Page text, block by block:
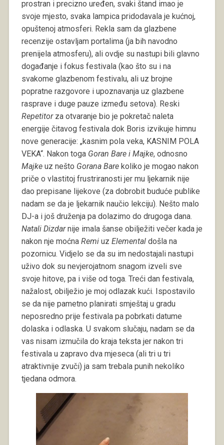
prostran i precizno uređen, svaki štand imao je
svoje mjesto, svaka lampica pridodavala je kućnoj,
opuštenoj atmosferi. Rekla sam da glazbene
recenzije ostavljam portalima (ja bih navodno
prenijela atmosferu), ali ovdje su nastupi bili glavno
događanje i fokus festivala (kao što su i na
svakome glazbenom festivalu, ali uz brojne
popratne razgovore i upoznavanja uz glazbene
rasprave i duge pauze između setova). Reski
Repetitorza otvaranje bio je pokretač naleta
energije čitavog festivala dok Boris izvikuje himnu
nove generacije: „kasnim pola veka, KASNIM POLA
VEKA“. Nakon toga Goran Bare i Majke, odnosno
Majkeuz nešto Gorana Barekoliko je mogao nakon
priče o vlastitoj frustriranosti jer mu ljekarnik nije
dao prepisane lijekove (za dobrobit buduće publike
nadam se da je ljekarnik naučio lekciju). Nešto malo
DJ-a i još druženja pa dolazimo do drugoga dana.
Natali Dizdarnije imala šanse obilježiti večer kada je
nakon nje moćna Remiuz Elementaldošla na
pozornicu. Vidjelo se da su im nedostajali nastupi
uživo dok su nevjerojatnom snagom izveli sve
svoje hitove, pa i više od toga. Treći dan festivala,
nažalost, obilježio je moj odlazak kući. Ispostavilo
se da nije pametno planirati smještaj u gradu
neposredno prije festivala pa pobrkati datume
dolaska i odlaska. U svakom slučaju, nadam se da
vas nisam izmučila do kraja teksta jer nakon tri
festivala u zapravo dva mjeseca (ali tri u tri
atraktivnije zvuči) ja sam trebala punih nekoliko
tjedana odmora.